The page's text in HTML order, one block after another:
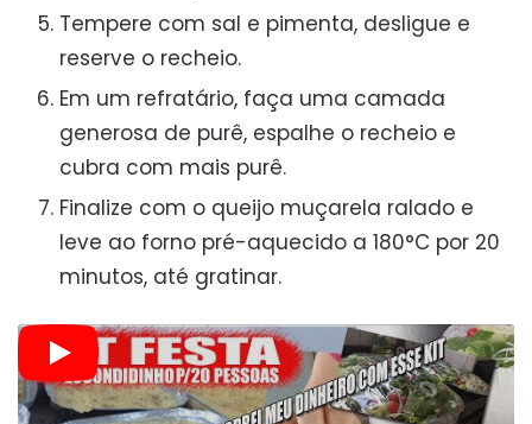
Tempere com sal e pimenta, desligue e
reserve o recheio.
Em um refratário, faça uma camada
generosa de purê, espalhe o recheio e
cubra com mais purê.
Finalize com o queijo muçarela ralado e
leve ao forno pré-aquecido a 180°C por 20
minutos, até gratinar.